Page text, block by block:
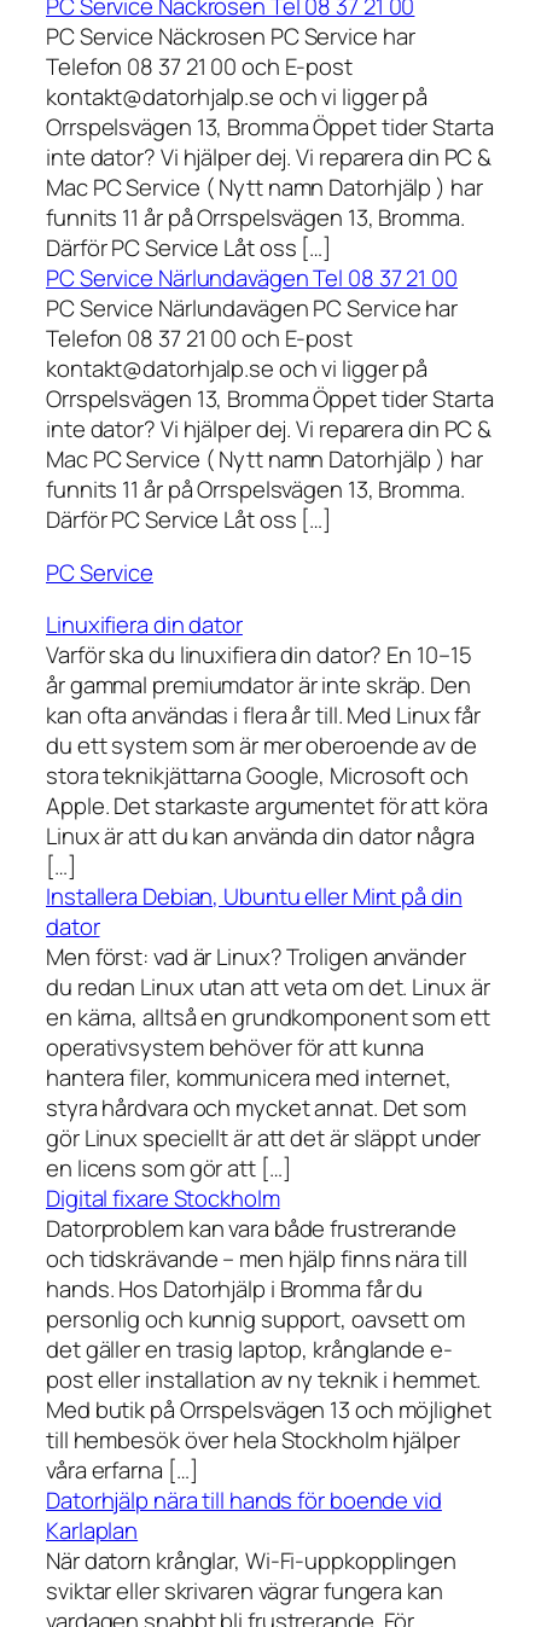
PC Service Näckrosen Tel 08 37 21 00
PC Service Näckrosen PC Service har
Telefon 08 37 21 00 och E-post
kontakt@datorhjalp.se och vi ligger på
Orrspelsvägen 13, Bromma Öppet tider Starta
inte dator? Vi hjälper dej. Vi reparera din PC &
Mac PC Service ( Nytt namn Datorhjälp ) har
funnits 11 år på Orrspelsvägen 13, Bromma.
Därför PC Service Låt oss […]
PC Service Närlundavägen Tel 08 37 21 00
PC Service Närlundavägen PC Service har
Telefon 08 37 21 00 och E-post
kontakt@datorhjalp.se och vi ligger på
Orrspelsvägen 13, Bromma Öppet tider Starta
inte dator? Vi hjälper dej. Vi reparera din PC &
Mac PC Service ( Nytt namn Datorhjälp ) har
funnits 11 år på Orrspelsvägen 13, Bromma.
Därför PC Service Låt oss […]
PC Service
Linuxifiera din dator
Varför ska du linuxifiera din dator? En 10–15
år gammal premiumdator är inte skräp. Den
kan ofta användas i flera år till. Med Linux får
du ett system som är mer oberoende av de
stora teknikjättarna Google, Microsoft och
Apple. Det starkaste argumentet för att köra
Linux är att du kan använda din dator några
[…]
Installera Debian, Ubuntu eller Mint på din
dator
Men först: vad är Linux? Troligen använder
du redan Linux utan att veta om det. Linux är
en kärna, alltså en grundkomponent som ett
operativsystem behöver för att kunna
hantera filer, kommunicera med internet,
styra hårdvara och mycket annat. Det som
gör Linux speciellt är att det är släppt under
en licens som gör att […]
Digital fixare Stockholm
Datorproblem kan vara både frustrerande
och tidskrävande – men hjälp finns nära till
hands. Hos Datorhjälp i Bromma får du
personlig och kunnig support, oavsett om
det gäller en trasig laptop, krånglande e-
post eller installation av ny teknik i hemmet.
Med butik på Orrspelsvägen 13 och möjlighet
till hembesök över hela Stockholm hjälper
våra erfarna […]
Datorhjälp nära till hands för boende vid
Karlaplan
När datorn krånglar, Wi-Fi-uppkopplingen
sviktar eller skrivaren vägrar fungera kan